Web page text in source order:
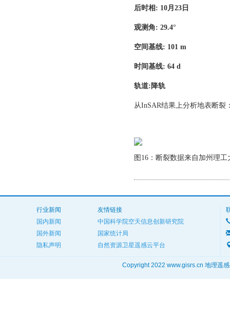
后时相: 10月23 日
观测角: 29.4°
空间基线: 101 m
时间基线: 64 d
轨道: 降轨
从InSAR结果上分析地表断裂
图16：断裂数据来自加州理工
行业新闻
国内新闻
国外新闻
隐私声明
友情链接
中国科学院空天信息创新研究院
国家统计局
自然资源卫星遥感云平台
Copyright 2022 www.gisrs.cn 地理遥